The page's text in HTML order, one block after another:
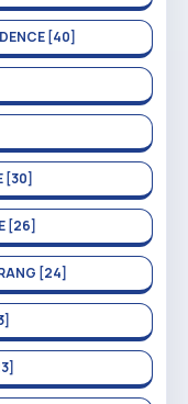
[40]
[30]
[26]
[24]